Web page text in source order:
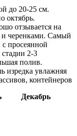
до 20-25 см.
октябрь.
отзывается на
и черенками. Самый
просеянной
2-3
полив.
изредка увлажняя
контейнеров
Декабрь